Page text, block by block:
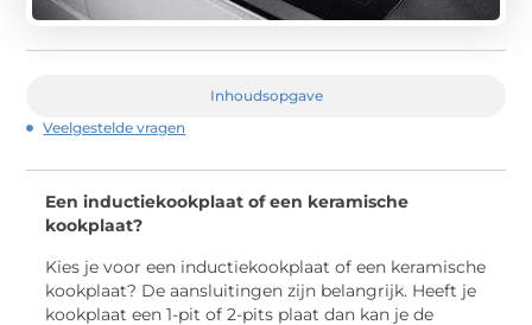
Inhoudsopgave
Veelgestelde vragen
Een inductiekookplaat of een keramische
kookplaat?
Kies je voor een inductiekookplaat of een keramische
kookplaat? De aansluitingen zijn belangrijk. Heeft je
kookplaat een 1-pit of 2-pits plaat dan kan je de